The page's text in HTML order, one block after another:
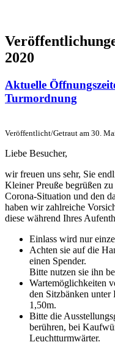
2020
Aktuelle
Turmordnung
Veröffentlicht/Getraut am 30.
Liebe Besucher,
wir freuen uns sehr, Sie
Kleiner Preuße begrüßen
Corona-Situation und den
haben wir zahlreiche
diese während Ihres
Einlass wird nur
Achten sie auf die
einen Spender.
Bitte nutzen sie ihn
Wartemöglichkeiten
den Sitzbänken unter
1,50m.
Bitte die
berühren, bei
Leuchtturmwärter.